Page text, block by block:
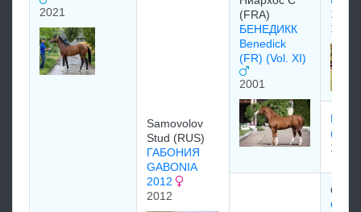
2021
Samovolov
Stud (RUS)
ГАБОНИЯ
GABONIA
2012
2012
(FRA)
БЕНЕДИКК
Benedick
(FR) (Vol. XI)
2001
1984
1984
(GB)
1986